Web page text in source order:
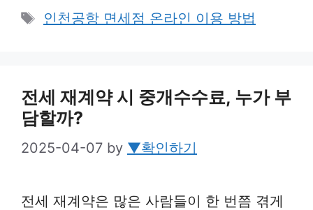
Tags
인천공항 면세점 온라인 이용 방법
전세 재계약 시 중개수수료, 누가 부
담할까?
2025-04-07 by ▼확인하기
전세 재계약은 많은 사람들이 한 번쯤 겪게